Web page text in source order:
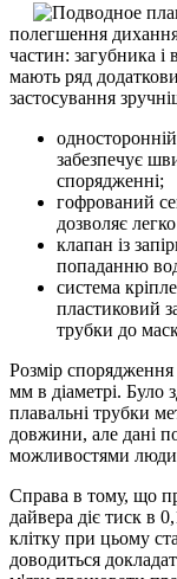
полегшення
частин: загубника і
мають ряд
застосування
забезпечує
спорядженні;
гофрований
дозволяє
клапан із
попаданню
система
пластиковий
трубки до
Розмір
мм в діаметрі. Було
плавальні трубки
довжини, але дані
можливостями
Справа в тому, що
дайвера діє тиск в
клітку при цьому
доводиться